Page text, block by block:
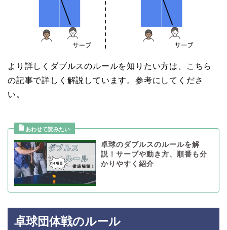
より詳しくダブルスのルールを知りたい方は、こちら
の記事で詳しく解説しています。参考にしてくださ
い。
卓球のダブルスのルールを解
説！サーブや動き方、順番も分
かりやすく紹介
卓球団体戦のルール